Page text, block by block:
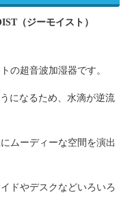
（ジーモイスト）
の超音波加湿器です。
になるため、水滴が逆流
ムーディーな空間を演出
ドやデスクなどいろいろ